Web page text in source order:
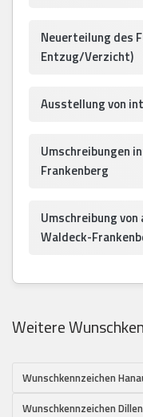
Neuerteilung des
Entzug/Verzicht)
Ausstellung von
Umschreibungen
Frankenberg
Umschreibung
Waldeck-
Weitere
Wunschkennzeichen
Wunschkennzeichen